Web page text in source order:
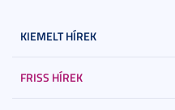
KIEMELT HÍREK
FRISS HÍREK